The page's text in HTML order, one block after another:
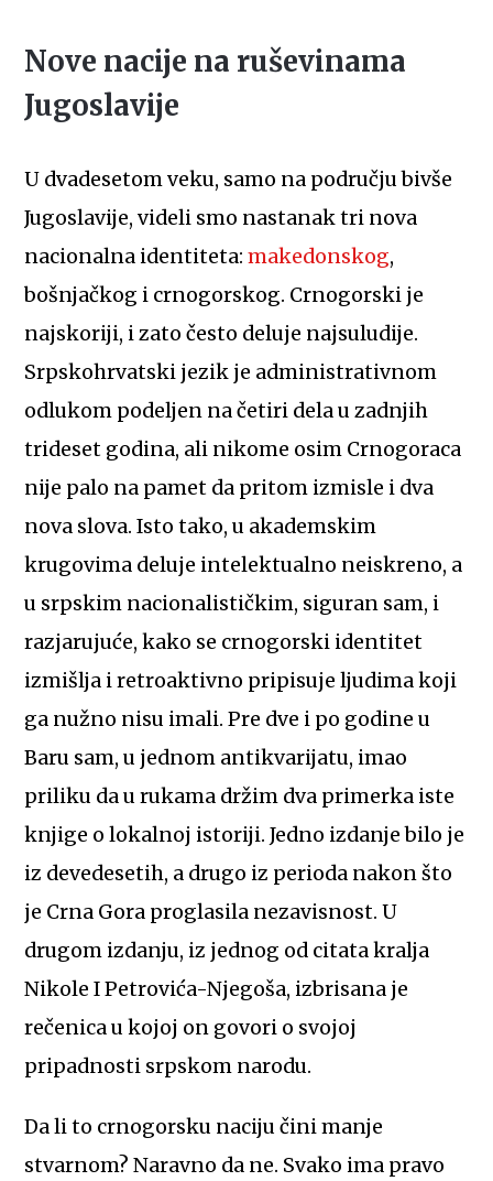
Nove nacije na ruševinama
Jugoslavije
U dvadesetom veku, samo na području bivše
Jugoslavije, videli smo nastanak tri nova
nacionalna identiteta:makedonskog,
bošnjačkog i crnogorskog. Crnogorski je
najskoriji, i zato često deluje najsuludije.
Srpskohrvatski jezik je administrativnom
odlukom podeljen na četiri dela u zadnjih
trideset godina, ali nikome osim Crnogoraca
nije palo na pamet da pritom izmisle i dva
nova slova. Isto tako, u akademskim
krugovima deluje intelektualno neiskreno, a
u srpskim nacionalističkim, siguran sam, i
razjarujuće, kako se crnogorski identitet
izmišlja i retroaktivno pripisuje ljudima koji
ga nužno nisu imali. Pre dve i po godine u
Baru sam, u jednom antikvarijatu, imao
priliku da u rukama držim dva primerka iste
knjige o lokalnoj istoriji. Jedno izdanje bilo je
iz devedesetih, a drugo iz perioda nakon što
je Crna Gora proglasila nezavisnost. U
drugom izdanju, iz jednog od citata kralja
Nikole I Petrovića-Njegoša, izbrisana je
rečenica u kojoj on govori o svojoj
pripadnosti srpskom narodu.
Da li to crnogorsku naciju čini manje
stvarnom? Naravno da ne. Svako ima pravo